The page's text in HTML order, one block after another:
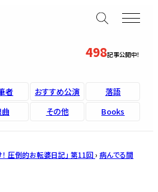
498記事公開中！
者 おすすめ公演
落語
その他 Books
！ 圧倒的お転婆日記」 第11回› 病んでる間